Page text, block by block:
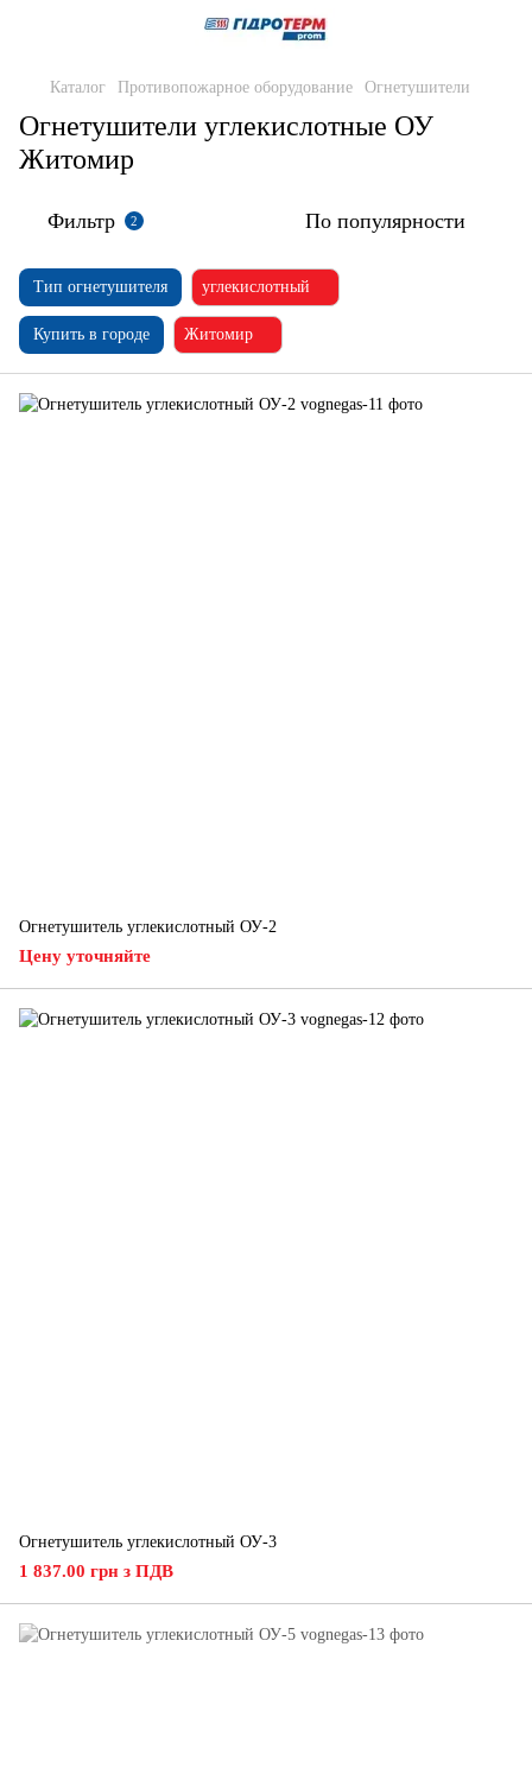
Каталог Противопожарное оборудование Огнетушители
Огнетушители углекислотные ОУ
Житомир
Фильтр 2 По популярности
Тип огнетушителя углекислотный
Купить в городе Житомир
Огнетушитель углекислотный ОУ-2
Цену уточняйте
Огнетушитель углекислотный ОУ-3
1 837.00 грн з ПДВ